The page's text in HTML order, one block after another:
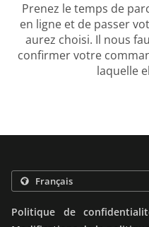
Prenez le temps de
en ligne et de passer
aurez choisi. Il nous
confirmer votre
laquelle
Politique de